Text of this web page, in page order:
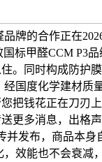
牌的合作正在
标甲醛CCM P3
。同时构成防护
国度化学建材质
把钱花正在刀刃
更多消息，出格
并发布，商品本身
效能也不会衰减